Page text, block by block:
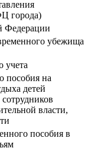
города)
Федерации
убежища
учета
пособия на
детей
власти,
пособия в